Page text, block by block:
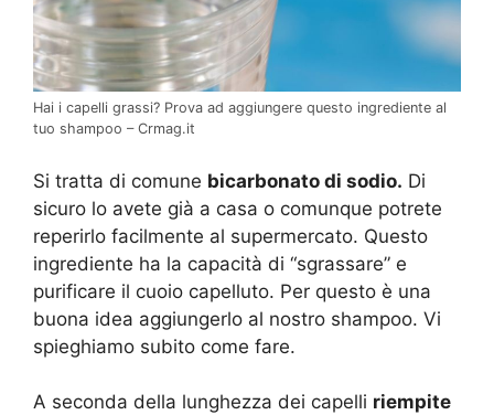
Hai i capelli grassi? Prova ad aggiungere questo ingrediente al
tuo shampoo – Crmag.it
Si tratta di comune bicarbonato di sodio. Di
sicuro lo avete già a casa o comunque potrete
reperirlo facilmente al supermercato. Questo
ingrediente ha la capacità di “sgrassare” e
purificare il cuoio capelluto. Per questo è una
buona idea aggiungerlo al nostro shampoo. Vi
spieghiamo subito come fare.
A seconda della lunghezza dei capelli riempite